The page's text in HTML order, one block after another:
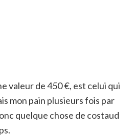
valeur de 450 €, est celui qui
mon pain plusieurs fois par
quelque chose de costaud